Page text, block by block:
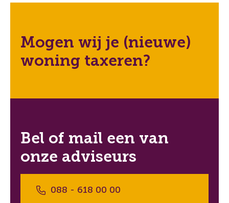
Mogen wij je (nieuwe)
woning taxeren?
Bel of mail een van
onze adviseurs
088 - 618 00 00